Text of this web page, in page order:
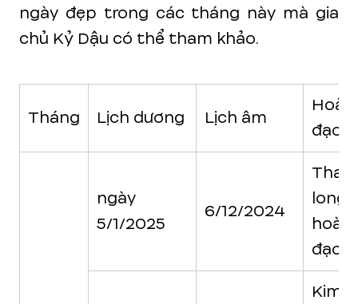
ngày đẹp trong các tháng này mà gia
chủ Kỷ Dậu có thể tham khảo.
Tháng Lịch dương Lịch âm
đạo
ngày
5/1/2025
6/12/2024
long
đạo
Kim